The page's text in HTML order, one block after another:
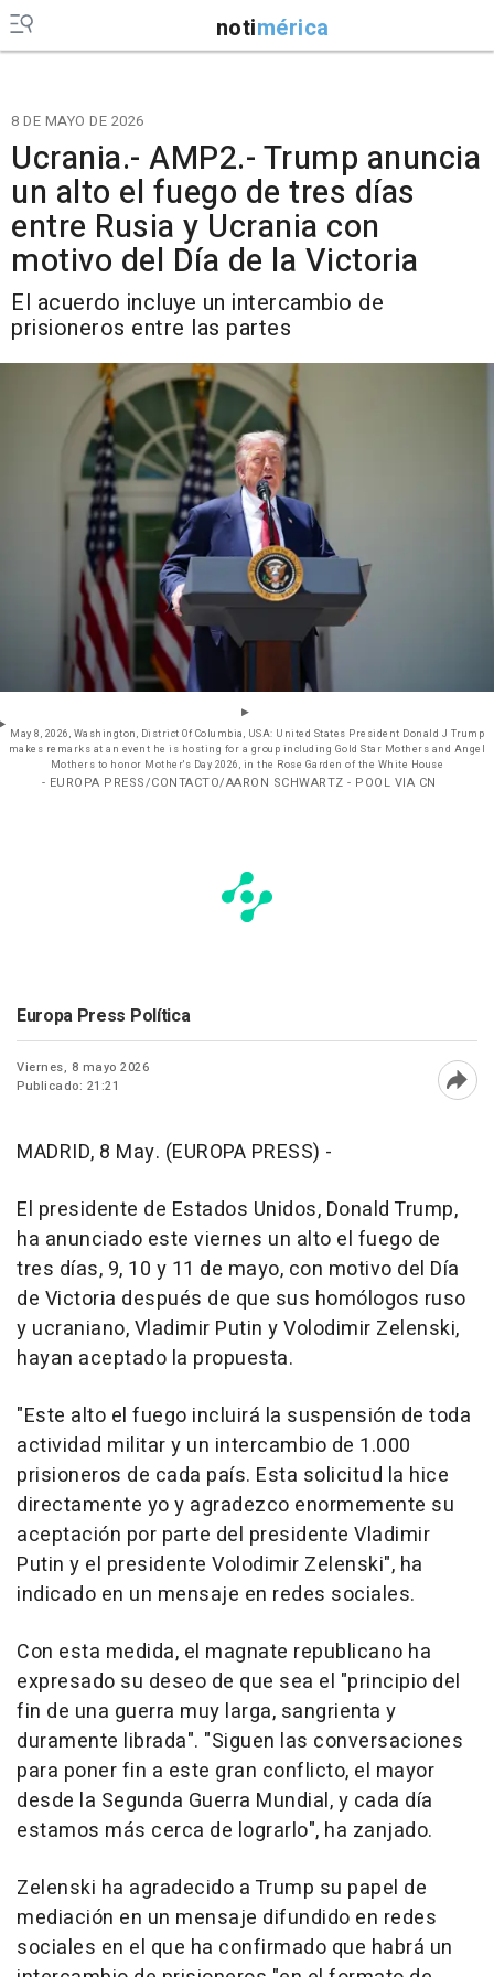
notimérica
8 DE MAYO DE 2026
Ucrania.- AMP2.- Trump anuncia
un alto el fuego de tres días
entre Rusia y Ucrania con
motivo del Día de la Victoria
El acuerdo incluye un intercambio de
prisioneros entre las partes
May 8, 2026, Washington, District Of Columbia, USA: United States President Donald J Trump
makes remarks at an event he is hosting for a group including Gold Star Mothers and Angel
Mothers to honor Mother's Day 2026, in the Rose Garden of the White House
- EUROPA PRESS/CONTACTO/AARON SCHWARTZ - POOL VIA CN
Europa Press Política
Viernes, 8 mayo 2026
Publicado: 21:21
MADRID, 8 May. (EUROPA PRESS) -
El presidente de Estados Unidos, Donald Trump,
ha anunciado este viernes un alto el fuego de
tres días, 9, 10 y 11 de mayo, con motivo del Día
de Victoria después de que sus homólogos ruso
y ucraniano, Vladimir Putin y Volodimir Zelenski,
hayan aceptado la propuesta.
"Este alto el fuego incluirá la suspensión de toda
actividad militar y un intercambio de 1.000
prisioneros de cada país. Esta solicitud la hice
directamente yo y agradezco enormemente su
aceptación por parte del presidente Vladimir
Putin y el presidente Volodimir Zelenski", ha
indicado en un mensaje en redes sociales.
Con esta medida, el magnate republicano ha
expresado su deseo de que sea el "principio del
fin de una guerra muy larga, sangrienta y
duramente librada". "Siguen las conversaciones
para poner fin a este gran conflicto, el mayor
desde la Segunda Guerra Mundial, y cada día
estamos más cerca de lograrlo", ha zanjado.
Zelenski ha agradecido a Trump su papel de
mediación en un mensaje difundido en redes
sociales en el que ha confirmado que habrá un